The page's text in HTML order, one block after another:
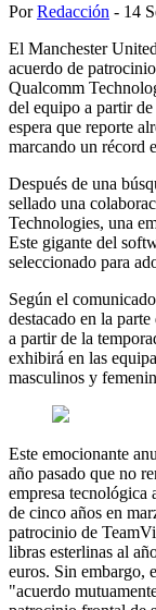
PorRedacción - 14
El Manchester
acuerdo de
Qualcomm
del equipo a partir
espera que reporte
marcando un récord
Después de una
sellado una
Technologies, una
Este gigante del
seleccionado para
Según el
destacado en la
a partir de la
exhibirá en las
masculinos y
Este emocionante
año pasado que no
empresa tecnológica
de cinco años en
patrocinio de
libras esterlinas al
euros. Sin embargo,
"acuerdo